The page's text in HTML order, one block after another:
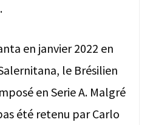
en janvier 2022 en
le Brésilien
en Serie A. Malgré
été retenu par Carlo